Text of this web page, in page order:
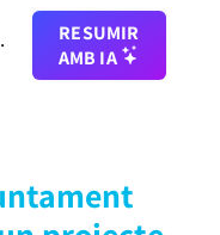
RESUMIR
AMB IA